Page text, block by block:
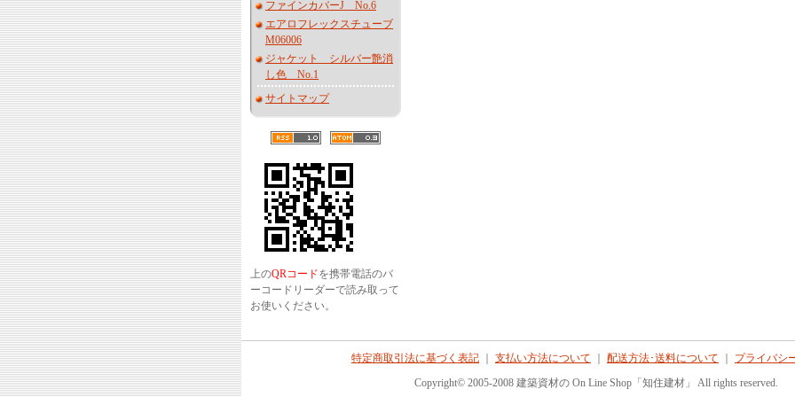
ファインカバーJ No.6
エアロフレックスチューブ
M06006
ジャケット シルバー艶消
し色 No.1
サイトマップ
上のQRコードを携帯電話のバ
ーコードリーダーで読み取って
お使いください。
特定商取引法に基づく表記 支払い方法について 配送方法･送料について
プライバシ
Copyright© 2005-2008 建築資材の On Line Shop「知住建材」 All rights reserved.